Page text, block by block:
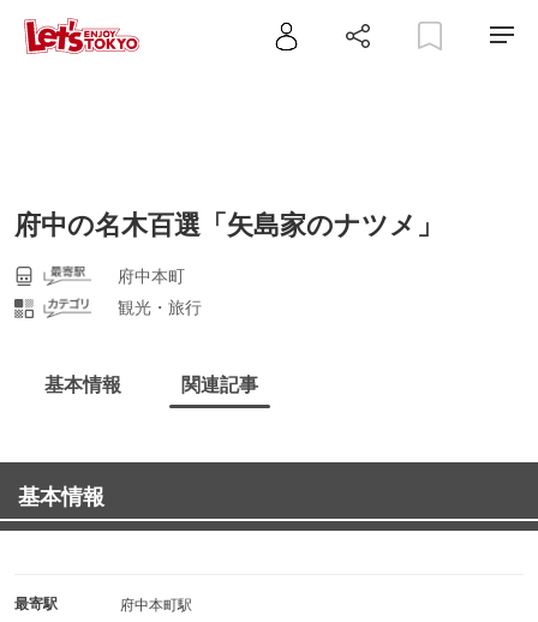
府中の名木百選「矢島家のナツメ」
府中本町
観光・旅行
基本情報 関連記事
基本情報
最寄駅 府中本町駅